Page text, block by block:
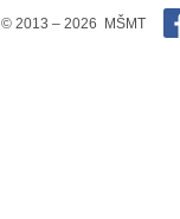
© 2013 – 2026 MŠMT